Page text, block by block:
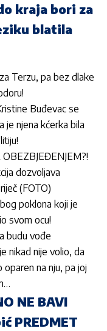
kraja bori za
blatila
Terzu, pa bez dlake
Buđevac se
je njena kćerka bila
dozvoljava
(FOTO)
poklona koji je
svom ocu!
budu vođe
nikad nije volio, da
na nju, pa joj
NE BAVI
PREDMET